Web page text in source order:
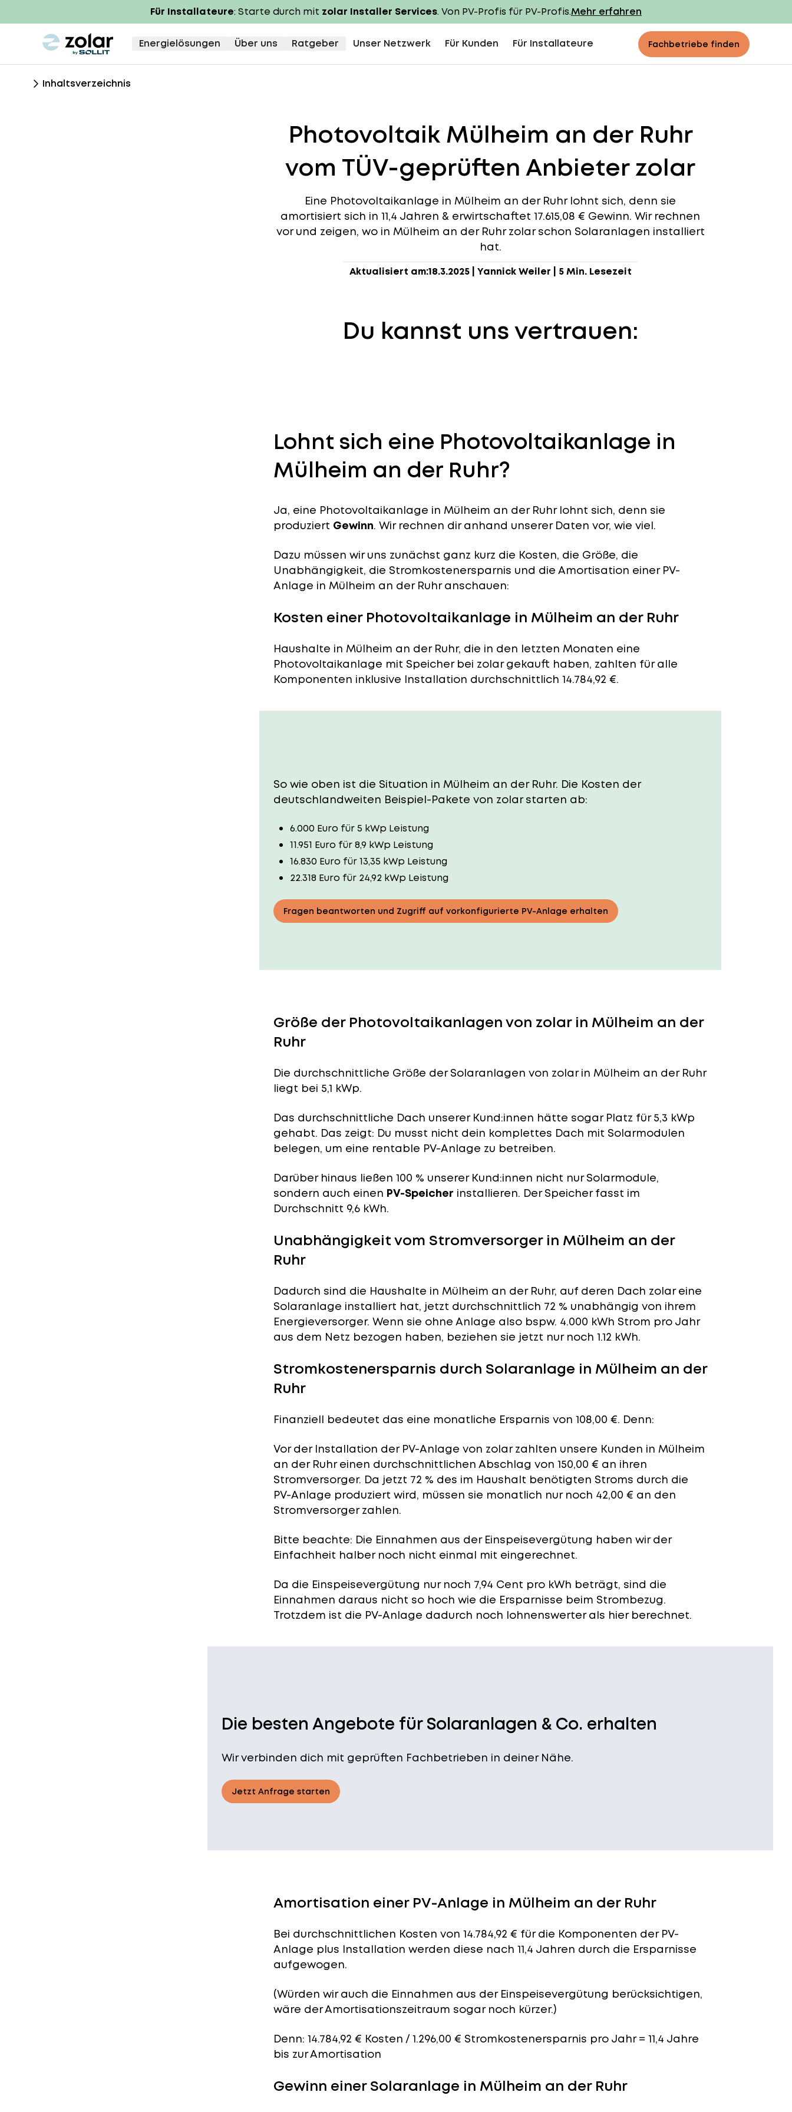
Für Installateure: Starte durch mit zolar Installer Services. Von PV-Profis für PV-Profis.Mehr erfahren
zolar logo Energielösungen Über uns Ratgeber Unser Netzwerk Für Kunden Für Installateure Fachbetriebe finden
Inhaltsverzeichnis
Photovoltaik Mülheim an der Ruhr
vom TÜV-geprüften Anbieter zolar
Eine Photovoltaikanlage in Mülheim an der Ruhr lohnt sich, denn sie
amortisiert sich in 11,4 Jahren & erwirtschaftet 17.615,08 € Gewinn. Wir rechnen
vor und zeigen, wo in Mülheim an der Ruhr zolar schon Solaranlagen installiert
hat.
Aktualisiert am:18.3.2025| Yannick Weiler 5 Min. Lesezeit
Du kannst uns vertrauen:
Lohnt sich eine Photovoltaikanlage in
Mülheim an der Ruhr?
Ja, eine Photovoltaikanlage in Mülheim an der Ruhr lohnt sich, denn sie
produziert Gewinn. Wir rechnen dir anhand unserer Daten vor, wie viel.
Dazu müssen wir uns zunächst ganz kurz die Kosten, die Größe, die
Unabhängigkeit, die Stromkostenersparnis und die Amortisation einer PV-
Anlage in Mülheim an der Ruhr anschauen:
Kosten einer Photovoltaikanlage in Mülheim an der Ruhr
Haushalte in Mülheim an der Ruhr, die in den letzten Monaten eine
Photovoltaikanlage mit Speicher bei zolar gekauft haben, zahlten für alle
Komponenten inklusive Installation durchschnittlich 14.784,92 €.
So wie oben ist die Situation in Mülheim an der Ruhr. Die Kosten der
deutschlandweiten Beispiel-Pakete von zolar starten ab:
6.000 Euro für 5 kWp Leistung
11.951 Euro für 8,9 kWp Leistung
16.830 Euro für 13,35 kWp Leistung
22.318 Euro für 24,92 kWp Leistung
Fragen beantworten und Zugriff auf vorkonfigurierte PV-Anlage erhalten
Größe der Photovoltaikanlagen von zolar in Mülheim an der
Ruhr
Die durchschnittliche Größe der Solaranlagen von zolar in Mülheim an der Ruhr
liegt bei 5,1 kWp.
Das durchschnittliche Dach unserer Kund:innen hätte sogar Platz für 5,3 kWp
gehabt. Das zeigt: Du musst nicht dein komplettes Dach mit Solarmodulen
belegen, um eine rentable PV-Anlage zu betreiben.
Darüber hinaus ließen 100 % unserer Kund:innen nicht nur Solarmodule,
sondern auch einen PV-Speicher installieren. Der Speicher fasst im
Durchschnitt 9,6 kWh.
Unabhängigkeit vom Stromversorger in Mülheim an der
Ruhr
Dadurch sind die Haushalte in Mülheim an der Ruhr, auf deren Dach zolar eine
Solaranlage installiert hat, jetzt durchschnittlich 72 % unabhängig von ihrem
Energieversorger. Wenn sie ohne Anlage also bspw. 4.000 kWh Strom pro Jahr
aus dem Netz bezogen haben, beziehen sie jetzt nur noch 1.12 kWh.
Stromkostenersparnis durch Solaranlage in Mülheim an der
Ruhr
Finanziell bedeutet das eine monatliche Ersparnis von 108,00 €. Denn:
Vor der Installation der PV-Anlage von zolar zahlten unsere Kunden in Mülheim
an der Ruhr einen durchschnittlichen Abschlag von 150,00 € an ihren
Stromversorger. Da jetzt 72 % des im Haushalt benötigten Stroms durch die
PV-Anlage produziert wird, müssen sie monatlich nur noch 42,00 € an den
Stromversorger zahlen.
Bitte beachte: Die Einnahmen aus der Einspeisevergütung haben wir der
Einfachheit halber noch nicht einmal mit eingerechnet.
Da die Einspeisevergütung nur noch 7,94 Cent pro kWh beträgt, sind die
Einnahmen daraus nicht so hoch wie die Ersparnisse beim Strombezug.
Trotzdem ist die PV-Anlage dadurch noch lohnenswerter als hier berechnet.
Die besten Angebote für Solaranlagen & Co. erhalten
Wir verbinden dich mit geprüften Fachbetrieben in deiner Nähe.
Jetzt Anfrage starten
Amortisation einer PV-Anlage in Mülheim an der Ruhr
Bei durchschnittlichen Kosten von 14.784,92 € für die Komponenten der PV-
Anlage plus Installation werden diese nach 11,4 Jahren durch die Ersparnisse
aufgewogen.
(Würden wir auch die Einnahmen aus der Einspeisevergütung berücksichtigen,
wäre derAmortisationszeitraum sogar noch kürzer.)
Denn: 14.784,92 € Kosten / 1.296,00 € Stromkostenersparnis pro Jahr = 11,4 Jahre
bis zur Amortisation
Gewinn einer Solaranlage in Mülheim an der Ruhr